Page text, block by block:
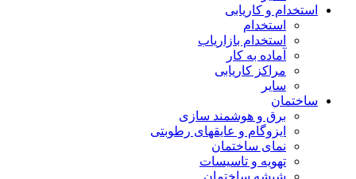
استخدام و کاریابی
استخدام
استخدام بازاریاب
آماده به کار
مراکز کاریابی
سایر
ساختمان
برق و هوشمند سازی
ایزوگام و عایقهای رطوبتی
نمای ساختمان
تهویه و تاسیسات